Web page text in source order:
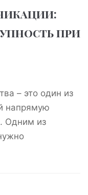
при
– это один из
напрямую
Одним из